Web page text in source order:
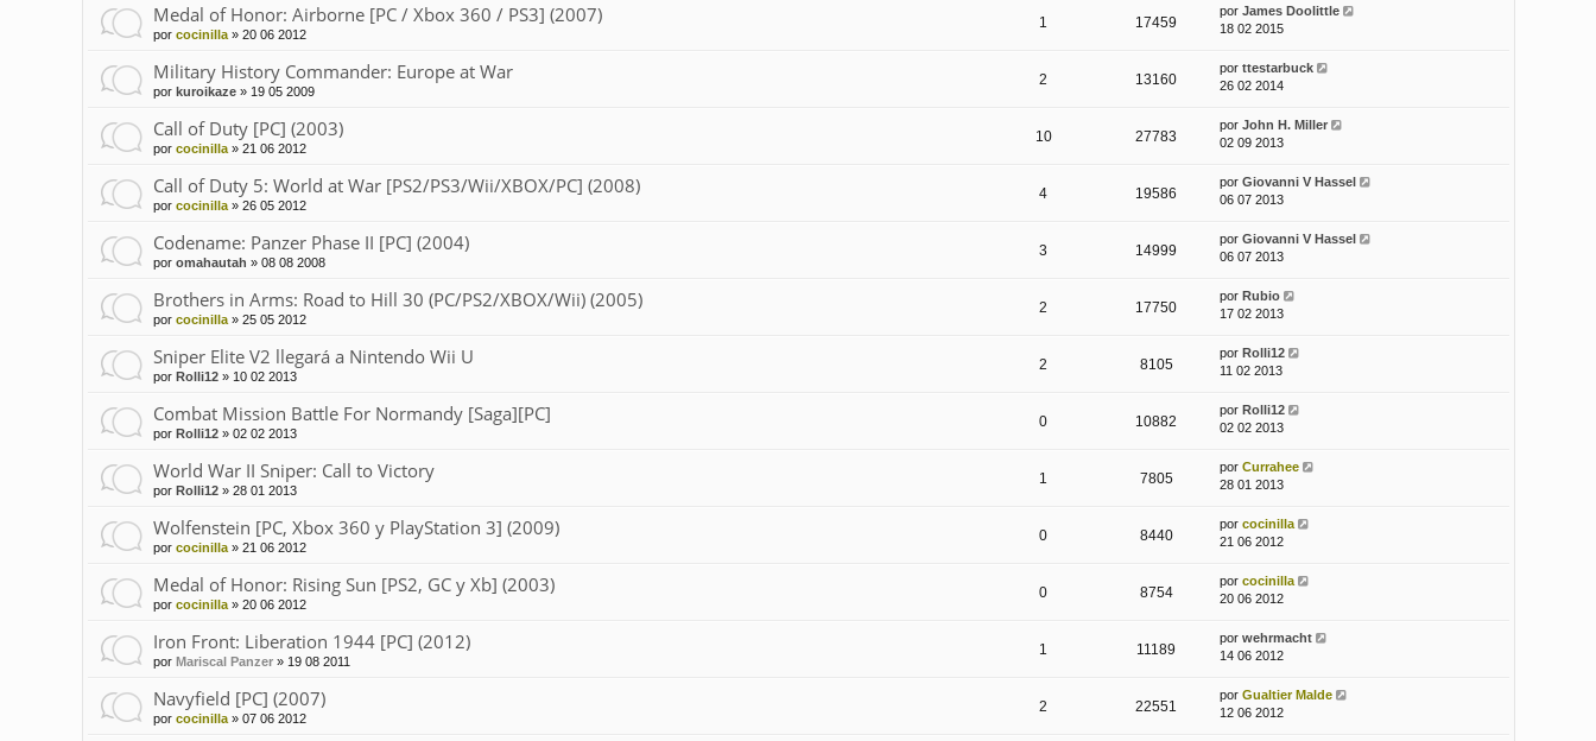
Medal of Honor: Airborne [PC / Xbox 360 / PS3] (2007)
por cocinilla» 20 06 2012
1 17459
por James Doolittle
18 02 2015
Military History Commander: Europe at War
por kuroikaze» 19 05 2009
2 13160
por ttestarbuck
26 02 2014
Call of Duty [PC] (2003)
por cocinilla» 21 06 2012
10 27783
por John H. Miller
02 09 2013
Call of Duty 5: World at War [PS2/PS3/Wii/XBOX/PC] (2008)
por cocinilla» 26 05 2012
4 19586
por Giovanni V Hassel
06 07 2013
Codename: Panzer Phase II [PC] (2004)
por omahautah » 08 08 2008
3 14999
por Giovanni V Hassel
06 07 2013
Brothers in Arms: Road to Hill 30 (PC/PS2/XBOX/Wii) (2005)
por cocinilla» 25 05 2012
2 17750
por Rubio
17 02 2013
Sniper Elite V2 llegará a Nintendo Wii U
por Rolli12» 10 02 2013
2 8105
por Rolli12
11 02 2013
Combat Mission Battle For Normandy [Saga][PC]
por Rolli12» 02 02 2013
0 10882
por Rolli12
02 02 2013
World War II Sniper: Call to Victory
por Rolli12» 28 01 2013
1 7805
por Currahee
28 01 2013
Wolfenstein [PC, Xbox 360 y PlayStation 3] (2009)
por cocinilla» 21 06 2012
0 8440
por cocinilla
21 06 2012
Medal of Honor: Rising Sun [PS2, GC y Xb] (2003)
por cocinilla» 20 06 2012
0 8754
por cocinilla
20 06 2012
Iron Front: Liberation 1944 [PC] (2012)
por Mariscal Panzer» 19 08 2011
1 11189
por wehrmacht
14 06 2012
Navyfield [PC] (2007)
por cocinilla» 07 06 2012
2 22551
por Gualtier Malde
12 06 2012